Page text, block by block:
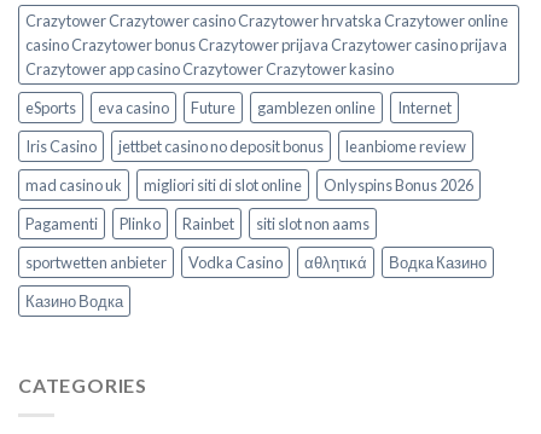
Crazytower Crazytower casino Crazytower hrvatska Crazytower online
casino Crazytower bonus Crazytower prijava Crazytower casino prijava
Crazytower app casino Crazytower Crazytower kasino
eSports
eva casino Future gamblezen online
Internet
Iris Casino
jettbet casino no deposit bonus
leanbiome review
mad casino uk
migliori siti di slot online
Onlyspins Bonus 2026
Pagamenti
Plinko Rainbet
siti slot non aams
sportwetten anbieter
Vodka Casino αθλητικά
Водка Казино
Казино Водка
CATEGORIES